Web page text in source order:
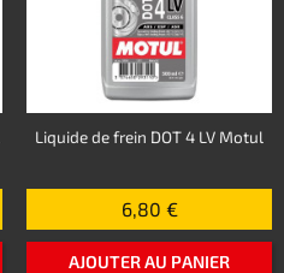
Liquide de frein DOT 4 LV Motul
6,80 €
AJOUTER AU PANIER